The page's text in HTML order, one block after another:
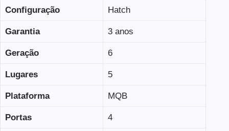
Configuração Hatch
Garantia 3 anos
Geração 6
Lugares 5
Plataforma MQB
Portas 4